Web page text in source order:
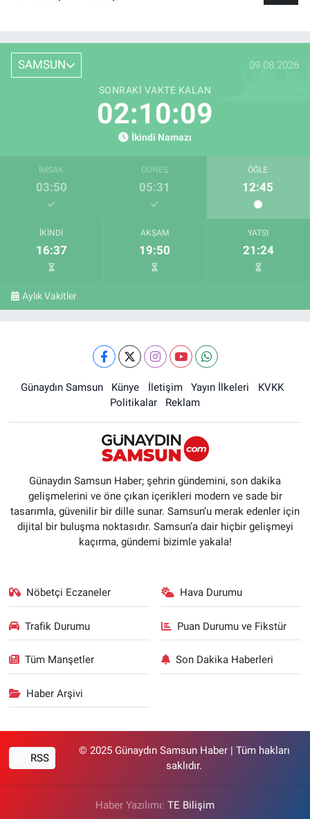
SAMSUN 09.08.2026
SONRAKI VAKTE KALAN
02:10:08
İkindi Namazı
İMSAK
03:50
GÜNEŞ
05:31
ÖĞLE
12:45
İKINDI
16:37
AKŞAM
19:50
YATSI
21:24
Aylık Vakitler
Günaydın Samsun Künye İletişim Yayın İlkeleri
KVKK
Politikalar
Reklam
Günaydın Samsun Haber; şehrin gündemini, son dakika
gelişmelerini ve öne çıkan içerikleri modern ve sade bir
tasarımla, güvenilir bir dille sunar. Samsun’u merak edenler için
dijital bir buluşma noktasıdır. Samsun’a dair hiçbir gelişmeyi
kaçırma, gündemi bizimle yakala!
Nöbetçi Eczaneler Hava Durumu
Trafik Durumu Puan Durumu ve Fikstür
Tüm Manşetler Son Dakika Haberleri
Haber Arşivi
RSS
© 2025 Günaydın Samsun Haber | Tüm hakları
saklıdır.
Haber Yazılımı: TE Bilişim